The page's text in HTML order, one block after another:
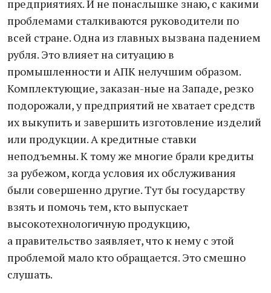
предприятиях. И не понаслышке знаю, с какими
проблемами сталкиваются руководители по
всей стране. Одна из главных вызвана падением
рубля. Это влияет на ситуацию в
промышленности и АПК нелучшим образом.
Комплектующие, заказан-ные на Западе, резко
подорожали, у предприятий не хватает средств
их выкупить и завершить изготовление изделий
или продукции. А кредитные ставки
неподъемны. К тому же многие брали кредиты
за рубежом, когда условия их обслуживания
были совершенно другие. Тут бы государству
взять и помочь тем, кто выпускает
высокотехнологичную продукцию,
а правительство заявляет, что к нему с этой
проблемой мало кто обращается. Это смешно
слушать.